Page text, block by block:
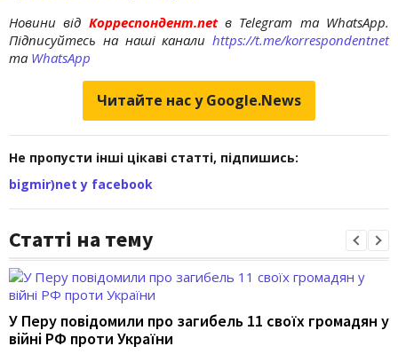
Новини від Корреспондент.netв Telegram та WhatsApp.
Підписуйтесь на наші канали https://t.me/korrespondentnet
та WhatsApp
Читайте нас у Google.News
Не пропусти інші цікаві статті, підпишись:
bigmir)net у facebook
Статті на тему
У Перу повідомили про загибель 11 своїх громадян у
війні РФ проти України